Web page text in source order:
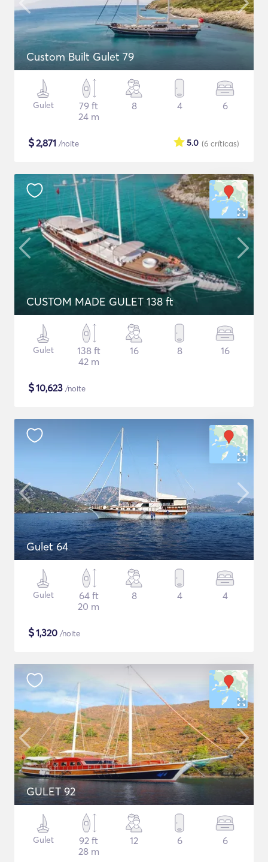
Custom Built Gulet 79
Gulet
79 ft
24 m
8 4 6
$2,871 /noite (6 críticas)
5.0
CUSTOM MADE GULET 138 ft
Gulet
138 ft
42 m
16 8 16
$10,623 /noite
Gulet 64
Gulet
64 ft
20 m
8 4 4
$1,320 /noite
GULET 92
Gulet
92 ft
28 m
12 6 6